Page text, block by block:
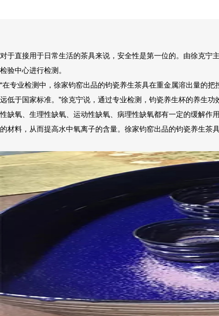
对于直接用于日常生活的茶具来说，安全性是第一位的。由徐克
检验中心进行检测。
“在专业检测中，徐家钧窑出品的钧瓷养生茶具在重金属溶出量的
远低于国家标准。”徐克宁说，通过专业检测，钧瓷养生杯的养生
性缺氧、生理性缺氧、运动性缺氧、病理性缺氧都有一定的缓解
的材料，从而提高水中氧离子的含量。徐家钧窑出品的钧瓷养生茶